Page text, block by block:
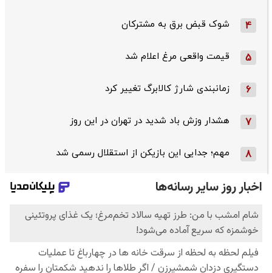
4 شوک قبض برق به مشترکان
5 قیمت واقعی مرغ اعلام شد
6 زمانبندی شارژ کالابرگ تغییر کرد
7 هشدار وزش باد شدید در تهران در این روز
8 مهم؛ جدایی این بازیکن از استقلال رسمی شد